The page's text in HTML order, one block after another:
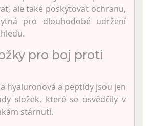
ale také poskytovat ochranu,
pro dlouhodobé udržení
pro boj proti
hyaluronová a peptidy jsou jen
složek, které se osvědčily v
stárnutí.